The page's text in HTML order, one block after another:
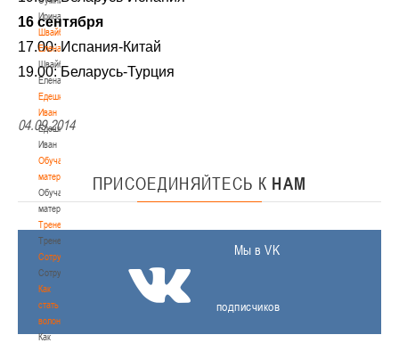
Ирина
Швайбович
Елена
Швайбович
Елена
Едешко
Иван
Едешко
Иван
Обучающие
материалы
Обучающие
материалы
Тренерам
Тренерам
Сотрудничество
Сотрудничество
Как
стать
волонтером
Как
16 сентября
17.00: Испания-Китай
19.00: Беларусь-Турция
04.09.2014
ПРИСОЕДИНЯЙТЕСЬ К НАМ
Мы в VK
подписчиков